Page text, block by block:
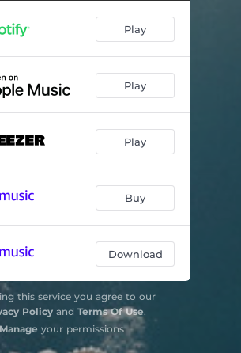
Play
Play
Play
Buy
Download
this service you agree to our
Policyand Terms Of Use.
Manage your permissions